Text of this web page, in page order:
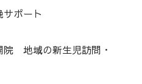
ポート
院 地域の新生児訪問・